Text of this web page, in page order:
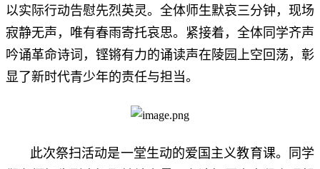
以实际行动告慰先烈英灵。全体师生默哀三分钟，现场
寂静无声，唯有春雨寄托哀思。紧接着，全体同学齐声
吟诵革命诗词，铿锵有力的诵读声在陵园上空回荡，彰
显了新时代青少年的责任与担当。
此次祭扫活动是一堂生动的爱国主义教育课。同学